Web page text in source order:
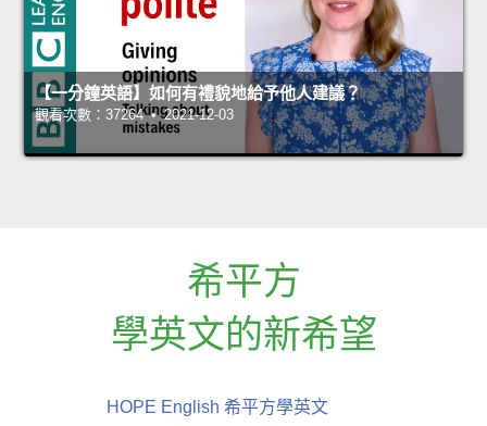
【一分鐘英語】如何有禮貌地給予他人建議？
觀看次數：37264 • 2021-12-03
希平方
學英文的新希望
HOPE English 希平方學英文